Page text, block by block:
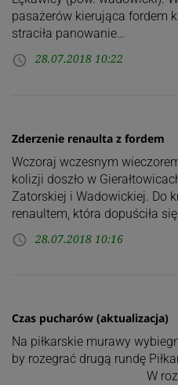
pasażerów kierująca fordem
straciła panowanie…
access_time 28.07.2018 10:22
Zderzenie renaulta z fordem
Wczoraj wczesnym
kolizji doszło w
Zatorskiej i Wadowickiej. Do
renaultem, która dopuściła
access_time 28.07.2018 10:16
Czas pucharów (aktualizacja)
Na piłkarskie murawy
by rozegrać drugą rundę
W